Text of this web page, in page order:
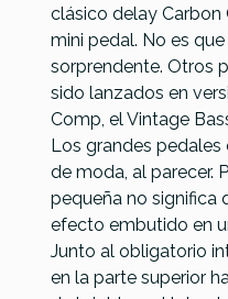
clásico delay
mini pedal. No es
sorprendente. Otros
sido lanzados en
Comp, el Vintage
Los grandes pedales
de moda, al parecer.
pequeña no significa
efecto embutido en
Junto al obligatorio
en la parte superior
Blue
Delay
Factory
179,00 € 179,00 €
No hay